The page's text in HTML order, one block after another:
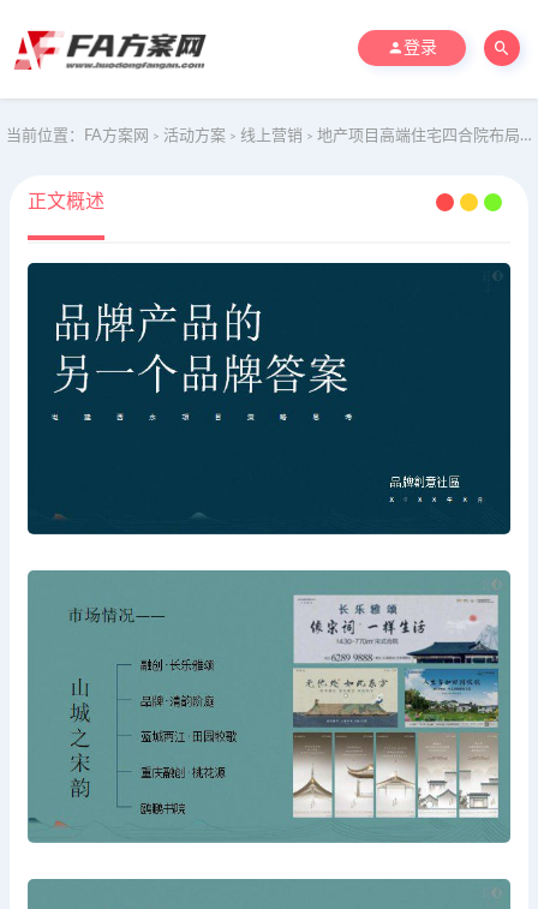
登录
当前位置： FA方案网 > 活动方案 > 线上营销 > 地产项目高端住宅四合院布局房地产项目策略思考方案 品牌营销
正文概述